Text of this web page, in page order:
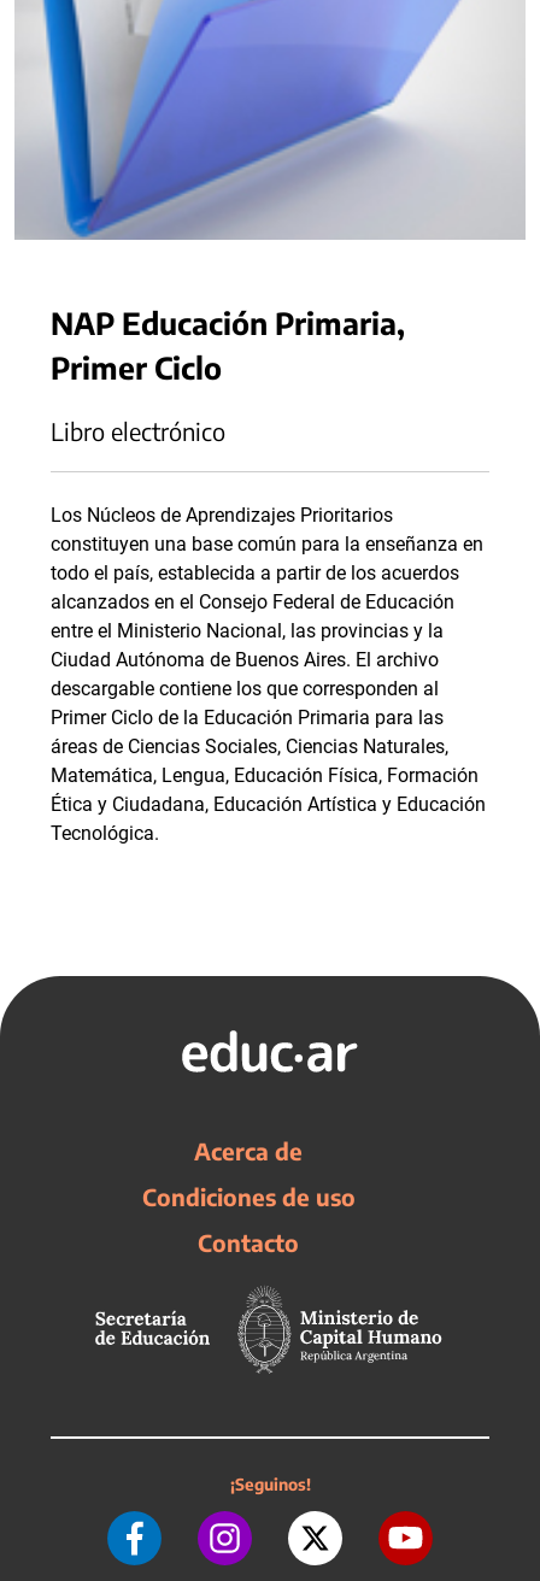
NAP Educación Primaria,
Primer Ciclo
Libro electrónico
Los Núcleos de Aprendizajes Prioritarios
constituyen una base común para la enseñanza en
todo el país, establecida a partir de los acuerdos
alcanzados en el Consejo Federal de Educación
entre el Ministerio Nacional, las provincias y la
Ciudad Autónoma de Buenos Aires. El archivo
descargable contiene los que corresponden al
Primer Ciclo de la Educación Primaria para las
áreas de Ciencias Sociales, Ciencias Naturales,
Matemática, Lengua, Educación Física, Formación
Ética y Ciudadana, Educación Artística y Educación
Tecnológica.
Acerca de
Condiciones de uso
Contacto
¡Seguinos!